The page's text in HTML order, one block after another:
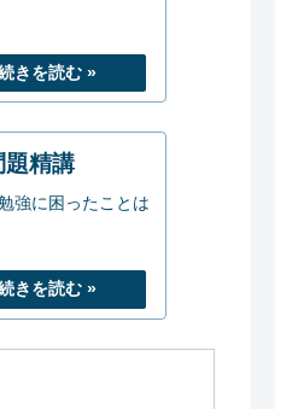
題精講
強に困ったことは